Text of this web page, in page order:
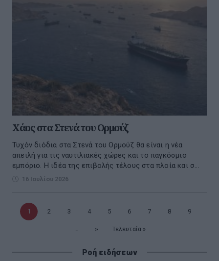
Χάος στα Στενά του Ορμούζ
Τυχόν διόδια στα Στενά του Ορμούζ θα είναι η νέα
απειλή για τις ναυτιλιακές χώρες και το παγκόσμιο
εμπόριο. Η ιδέα της επιβολής τέλους στα πλοία και σ...
16 Ιουλίου 2026
Τρέχουσα
1 Σελίδα
2 Σελίδα
3 Σελίδα
4 Σελίδα
5 Σελίδα
6 Σελίδα
7 Σελίδα
8 Σελίδα
9
Επόμενη
›› Τελευταία
Τελευταία »
Ροή ειδήσεων